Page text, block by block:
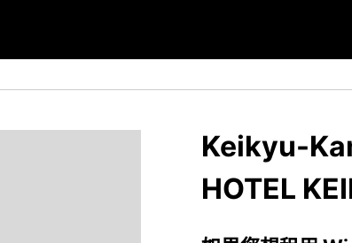
Keikyu-
HOTEL